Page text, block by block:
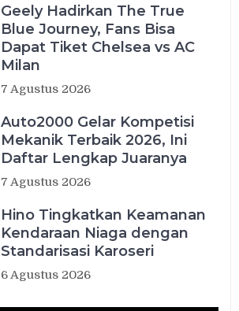
Geely Hadirkan The True
Blue Journey, Fans Bisa
Dapat Tiket Chelsea vs AC
Milan
7 Agustus 2026
Auto2000 Gelar Kompetisi
Mekanik Terbaik 2026, Ini
Daftar Lengkap Juaranya
7 Agustus 2026
Hino Tingkatkan Keamanan
Kendaraan Niaga dengan
Standarisasi Karoseri
6 Agustus 2026